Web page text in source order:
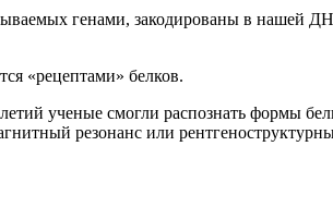
генами, закодированы в нашей
«рецептами» белков.
ученые смогли распознать формы
резонанс или